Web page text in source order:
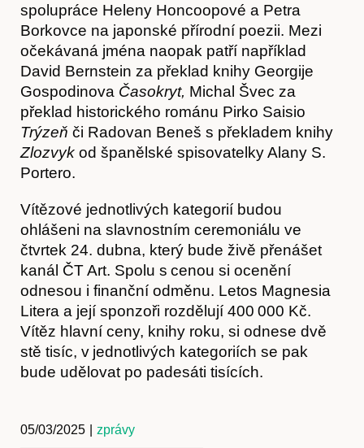
spolupráce Heleny Honcoopové a Petra
Borkovce na japonské přírodní poezii. Mezi
očekávaná jména naopak patří například
David Bernstein za překlad knihy Georgije
Gospodinova Časokryt, Michal Švec za
překlad historického románu Pirko Saisio
Trýzeň či Radovan Beneš s překladem knihy
Zlozvyk od španělské spisovatelky Alany S.
Portero.
Vítězové jednotlivých kategorií budou
ohlášeni na slavnostním ceremoniálu ve
čtvrtek 24. dubna, který bude živě přenášet
kanál ČT Art. Spolu s cenou si ocenění
odnesou i finanční odměnu. Letos Magnesia
Litera a její sponzoři rozdělují 400 000 Kč.
Vítěz hlavní ceny, knihy roku, si odnese dvě
stě tisíc, v jednotlivých kategoriích se pak
bude udělovat po padesáti tisících.
05/03/2025 zprávy